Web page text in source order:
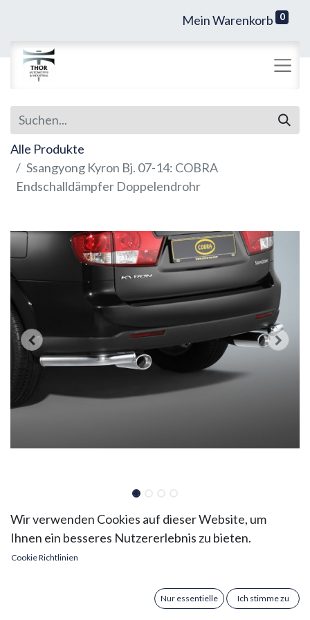
Mein Warenkorb 0
Alle Produkte
Ssangyong Kyron Bj. 07-14: COBRA
Endschalldämpfer Doppelendrohr
Ssangyong Kyron Bj. 07-14:
COBRA Endschalldämpfer
Verleihen Sie Ihrem Ssangyong Kyron (Bj. 2007-2014)
Wir verwenden Cookies auf dieser Website, um
Ihnen ein besseres Nutzererlebnis zu bieten.
Cookie Richtlinien
Nur essentielle Ich stimme zu